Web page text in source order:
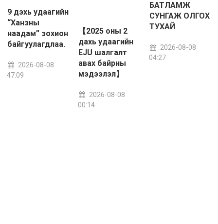
9 дэхь удаагийн
“Ханзны
наадам” зохион
байгуулагдлаа.
2026-08-08
【2025 оны 2
дахь удаагийн
EJU шалгалт
авах байрны
мэдээлэл】
2026-08-08
08:00:14
БАТЛАМЖ
СУНГАЖ ОЛГОХ
ТУХАЙ
2026-08-08
16:04:27